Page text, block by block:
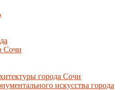
Сочи
города Сочи
искусства города